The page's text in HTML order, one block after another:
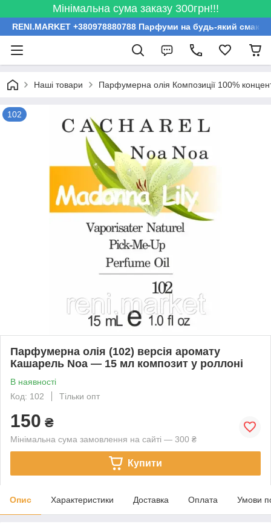
Мінімальна сума заказу 300грн!!!
RENI.MARKET +380978880788 Парфуми на будь-який смак
Наші товари Парфумерна олія Композиції 100%
102
Парфумерна олія (102) версія аромату
Кашарель Noa — 15 мл композит у роллоні
В наявності
Код: 102
Тільки опт
150 ₴
Мінімальна сума замовлення на сайті — 300 ₴
Купити
Опис Характеристики Доставка Оплата Умови